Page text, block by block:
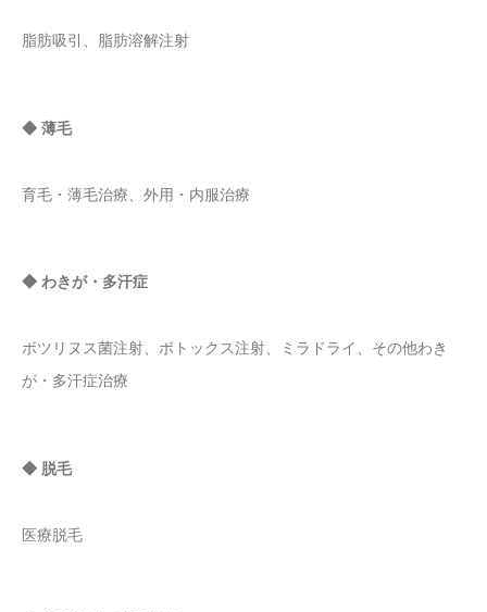
脂肪吸引、脂肪溶解注射
◆ 薄毛
育毛・薄毛治療、外用・内服治療
◆ わきが・多汗症
ボツリヌス菌注射、ボトックス注射、ミラドライ、その他わき
が・多汗症治療
◆ 脱毛
医療脱毛